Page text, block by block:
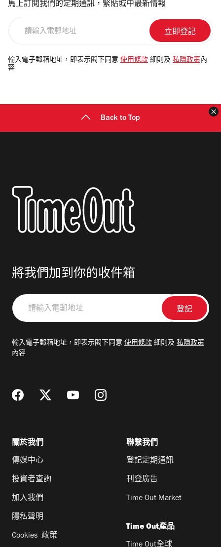
馬上訂閱我們的定期通訊，緊貼城中最新情報
電
郵
輸入電子郵箱地址，即表示閣下同意 使用條款 細則及 私隱政策 內
容
Back to Top
將我們加到你的收件箱
請
輸
郵
輸入電子郵箱地址，即表示閣下同意 使用條款 細則及 私隱政策
內容
關於我們
傳媒中心
投資者查詢
加入我們
隱私聲明
Cookies 政策
聯繫我們
登記定期通訊
刊登廣告
Time Out Market
Time Out產品
Time Out全球